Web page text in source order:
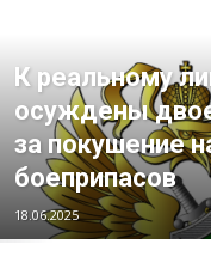
К реальному
осуждены
за покушение
боеприпасов
18.06.2025